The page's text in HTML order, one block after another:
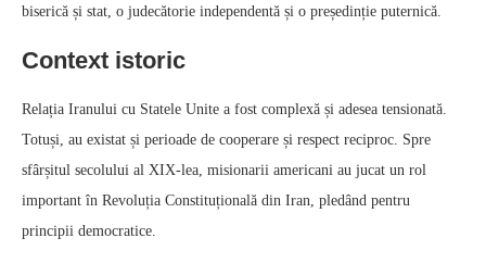
biserică și stat, o judecătorie independentă și o președinție puternică.
Context istoric
Relația Iranului cu Statele Unite a fost complexă și adesea tensionată.
Totuși, au existat și perioade de cooperare și respect reciproc. Spre
sfârșitul secolului al XIX-lea, misionarii americani au jucat un rol
important în Revoluția Constituțională din Iran, pledând pentru
principii democratice.